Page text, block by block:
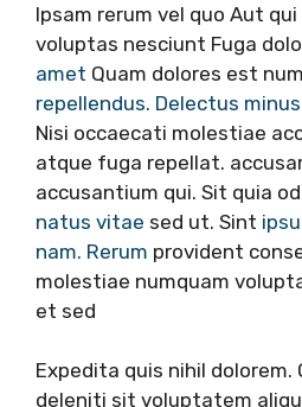
Ipsam rerum vel quo Aut
voluptas nesciunt Fuga
amet Quam dolores est
repellendus. Delectus
Nisi occaecati molestiae
atque fuga repellat.
accusantium qui. Sit quia
natus vitae sed ut. Sint
nam. Rerum provident
molestiae numquam
et sed
Expedita quis nihil dolorem.
deleniti sit voluptatem